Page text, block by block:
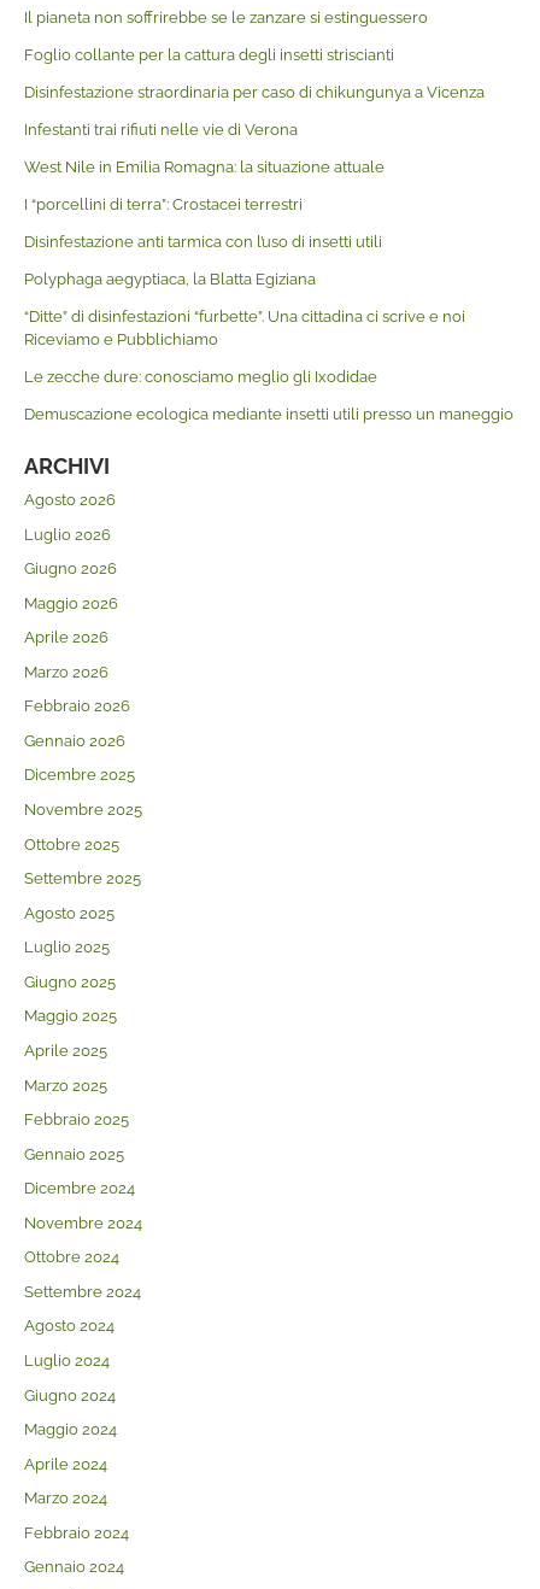
Il pianeta non soffrirebbe se le zanzare si estinguessero
Foglio collante per la cattura degli insetti striscianti
Disinfestazione straordinaria per caso di chikungunya a Vicenza
Infestanti trai rifiuti nelle vie di Verona
West Nile in Emilia Romagna: la situazione attuale
I “porcellini di terra”: Crostacei terrestri
Disinfestazione anti tarmica con l’uso di insetti utili
Polyphaga aegyptiaca, la Blatta Egiziana
“Ditte” di disinfestazioni “furbette”. Una cittadina ci scrive e noi
Riceviamo e Pubblichiamo
Le zecche dure: conosciamo meglio gli Ixodidae
Demuscazione ecologica mediante insetti utili presso un maneggio
ARCHIVI
Agosto 2026
Luglio 2026
Giugno 2026
Maggio 2026
Aprile 2026
Marzo 2026
Febbraio 2026
Gennaio 2026
Dicembre 2025
Novembre 2025
Ottobre 2025
Settembre 2025
Agosto 2025
Luglio 2025
Giugno 2025
Maggio 2025
Aprile 2025
Marzo 2025
Febbraio 2025
Gennaio 2025
Dicembre 2024
Novembre 2024
Ottobre 2024
Settembre 2024
Agosto 2024
Luglio 2024
Giugno 2024
Maggio 2024
Aprile 2024
Marzo 2024
Febbraio 2024
Gennaio 2024